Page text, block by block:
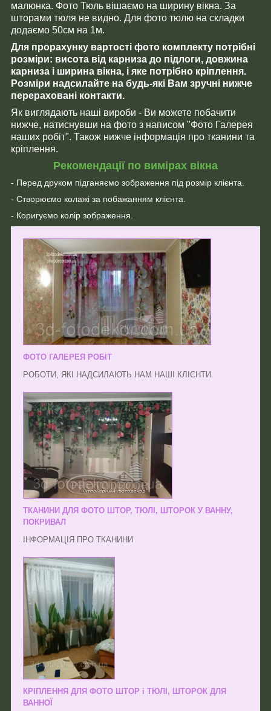
малюнка. Фото Тюль вішаємо на ширину вікна. За
шторами тюля не видно. Для фото тюлю на складки
додаємо 50см на 1м.
Для прорахунку вартості фото комплекту потрібні
розміри: висота від карниза до підлоги, довжина
карниза і ширина вікна, і яке потрібно кріплення.
Розміри надсилайте на будь-які Вам зручні нижче
перераховані контакти.
Як виглядають наші вироби - Ви можете побачити
нижче, натиснувши на фото з написом "Фото Галерея
наших робіт". Також нижче інформація про тканини та
кріплення.
Рекомендації по вимірах вікна
- Перед друком підганяємо зображення під розмір клієнта.
- Створюємо колажі за побажанням клієнта.
- Коригуємо колір зображення.
ФОТО ГАЛЕРЕЯ РОБІТ
РОБОТИ, ЯКІ НАДСИЛАЮТЬ НАМ НАШІ КЛІЄНТИ
ТКАНИНИ ДЛЯ ФОТО ШТОР, ТЮЛІ, ШТОРОК У ВАННУ,
ПОКРИВАЛ
ІНФОРМАЦІЯ ПРО ТКАНИНИ
КРІПЛЕННЯ ДЛЯ ФОТО ШТОР і ТЮЛІ, ШТОРОК ДЛЯ
ВАННОЇ